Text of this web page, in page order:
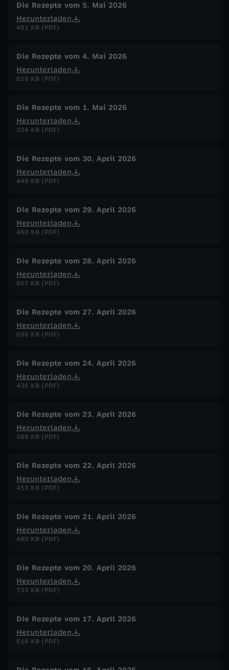
Die Rezepte vom 5. Mai 2026
Herunterladen
491 KB (PDF)
Die Rezepte vom 4. Mai 2026
Herunterladen
618 KB (PDF)
Die Rezepte vom 1. Mai 2026
Herunterladen
204 KB (PDF)
Die Rezepte vom 30. April 2026
Herunterladen
449 KB (PDF)
Die Rezepte vom 29. April 2026
Herunterladen
460 KB (PDF)
Die Rezepte vom 28. April 2026
Herunterladen
607 KB (PDF)
Die Rezepte vom 27. April 2026
Herunterladen
696 KB (PDF)
Die Rezepte vom 24. April 2026
Herunterladen
436 KB (PDF)
Die Rezepte vom 23. April 2026
Herunterladen
588 KB (PDF)
Die Rezepte vom 22. April 2026
Herunterladen
453 KB (PDF)
Die Rezepte vom 21. April 2026
Herunterladen
480 KB (PDF)
Die Rezepte vom 20. April 2026
Herunterladen
735 KB (PDF)
Die Rezepte vom 17. April 2026
Herunterladen
616 KB (PDF)